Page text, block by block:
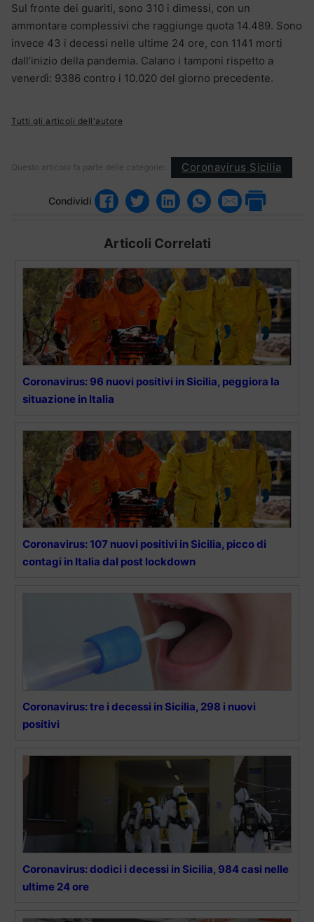
Sul fronte dei guariti, sono 310 i dimessi, con un
ammontare complessivi che raggiunge quota 14.489. Sono
invece 43 i decessi nelle ultime 24 ore, con 1141 morti
dall’inizio della pandemia. Calano i tamponi rispetto a
venerdì: 9386 contro i 10.020 del giorno precedente.
Tutti gli articoli dell'autore
Questo articolo fa parte delle categorie: Coronavirus Sicilia
Condividi
Articoli Correlati
Coronavirus: 96 nuovi positivi in Sicilia, peggiora la
situazione in Italia
Coronavirus: 107 nuovi positivi in Sicilia, picco di
contagi in Italia dal post lockdown
Coronavirus: tre i decessi in Sicilia, 298 i nuovi
positivi
Coronavirus: dodici i decessi in Sicilia, 984 casi nelle
ultime 24 ore